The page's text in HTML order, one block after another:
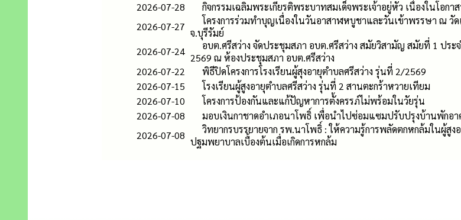
2026-07-28
กิจกรรมเฉลิมพระเกียรติพระบาทสมเด็จพระเจ้าอยู่หัว เนื่องในโอ
2026-07-27
โครงการร่วมทำบุญเนื่องในวันอาสาฬหบูชาและวันเข้าพรรษา ณ
จ.บุรีรัมย์
2026-07-24
อบต.ศรีสว่าง จัดประชุมสภา อบต.ศรีสว่าง สมัยวิสามัญ สมัยที่ 1 ปร
2569 ณ ห้องประชุมสภา อบต.ศรีสว่าง
2026-07-22
พิธีปิดโครงการโรงเรียนผู้สุงอายุตำบลศรีสว่าง รุ่นที่ 2/2569
2026-07-15
โรงเรียนผู้สูงอายุตำบลศรีสว่าง รุ่นที่ 2 สานตะกร้าหวายเทียม
2026-07-10
โครงการป้องกันและแก้ปัญหาการตั้งครรภ์ไม่พร้อมในวัยรุ่น
2026-07-08
มอบเงินกาชาดอำเภอนาโพธิ์ เพื่อนำไปซ่อมแซมปรับปรุงบ้านพักอ
2026-07-08
วิทยากรบรรยายจาก รพ.นาโพธิ์ : ให้ความรู้การพลัดตกหกล้มในผู้สูง
ปฐมพยาบาลเบื้องต้นเมื่อเกิดการหกล้ม